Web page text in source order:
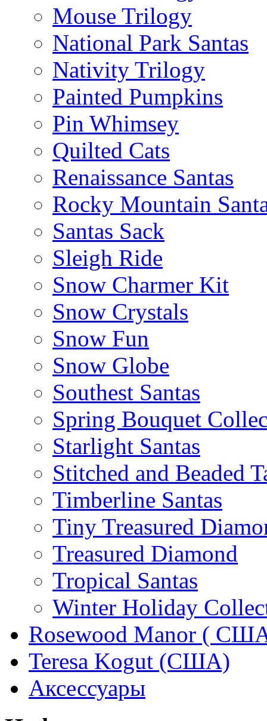
Mouse Trilogy
National Park Santas
Nativity Trilogy
Painted Pumpkins
Pin Whimsey
Quilted Cats
Renaissance Santas
Rocky Mountain
Santas Sack
Sleigh Ride
Snow Charmer Kit
Snow Crystals
Snow Fun
Snow Globe
Southest Santas
Spring Bouquet
Starlight Santas
Stitched and Beaded
Timberline Santas
Tiny Treasured
Treasured Diamond
Tropical Santas
Winter Holiday
Rosewood Manor (
Teresa Kogut (США)
Аксессуары